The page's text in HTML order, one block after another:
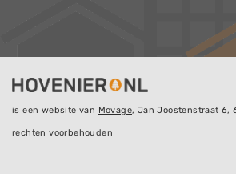
is een website van Movage, Jan Joostenstraat 6,
rechten voorbehouden